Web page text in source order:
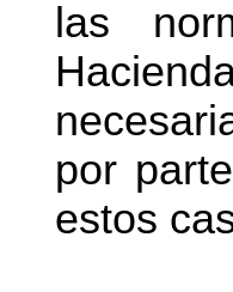
las
por
estos